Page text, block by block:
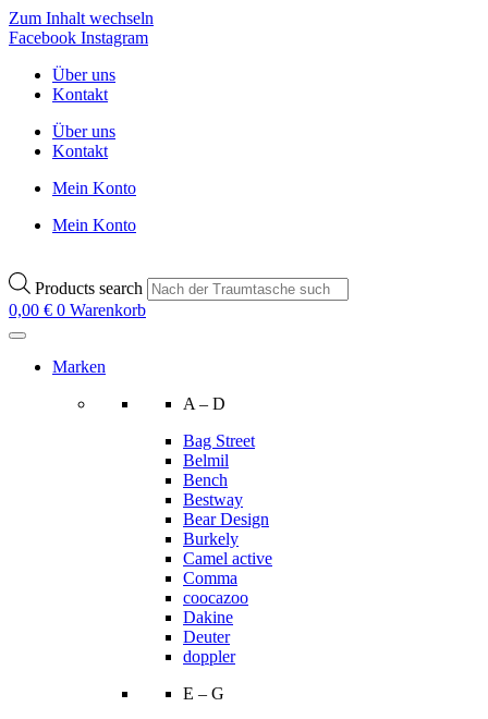
Zum Inhalt wechseln
Facebook Instagram
Über uns
Kontakt
Über uns
Kontakt
Mein Konto
Mein Konto
Products search
0,00 € 0 Warenkorb
Marken
A – D
Bag Street
Belmil
Bench
Bestway
Bear Design
Burkely
Camel active
Comma
coocazoo
Dakine
Deuter
doppler
E – G